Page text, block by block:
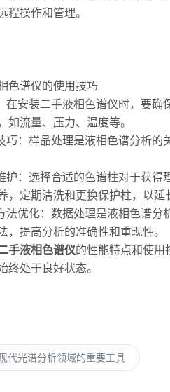
程操作和管理。
谱仪的使用技巧
装二手液相色谱仪时，要确
如流量、压力、温度等。
样品处理是液相色谱分析的
选择合适的色谱柱对于获得
，定期清洗和更换保护柱，以延
化：数据处理是液相色谱分
，提高分析的准确性和重现性。
手液相色谱仪的性能特点和使用
终处于良好状态。
代光谱分析领域的重要工具